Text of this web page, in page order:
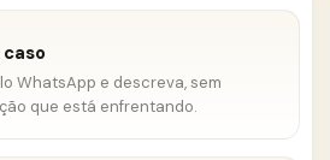
caso
WhatsApp e descreva, sem
que está enfrentando.